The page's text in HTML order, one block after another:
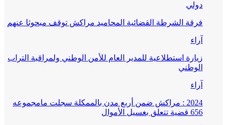
دولي
فرقة الشرطة القضائية المحاميد مراكش توقف مبحوثا عنهم
آراء
زيارة استطلاعية للمدير العام للأمن الوطني ولمراقبة التراب
الوطني
آراء
2024 : مراكش ضمن أربع مدن بالممكلة سجلت مامجموعه
656 قضية تتعلق بغسيل الأموال